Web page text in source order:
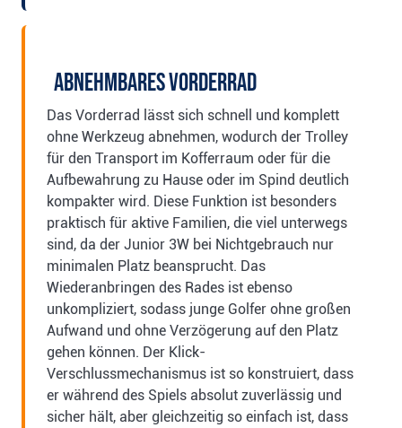
Abnehmbares Vorderrad
Das Vorderrad lässt sich schnell und komplett
ohne Werkzeug abnehmen, wodurch der Trolley
für den Transport im Kofferraum oder für die
Aufbewahrung zu Hause oder im Spind deutlich
kompakter wird. Diese Funktion ist besonders
praktisch für aktive Familien, die viel unterwegs
sind, da der Junior 3W bei Nichtgebrauch nur
minimalen Platz beansprucht. Das
Wiederanbringen des Rades ist ebenso
unkompliziert, sodass junge Golfer ohne großen
Aufwand und ohne Verzögerung auf den Platz
gehen können. Der Klick-
Verschlussmechanismus ist so konstruiert, dass
er während des Spiels absolut zuverlässig und
sicher hält, aber gleichzeitig so einfach ist, dass